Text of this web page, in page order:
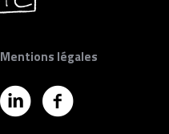
Mentions légales